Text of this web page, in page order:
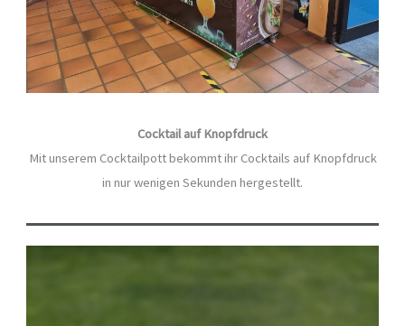
Cocktail auf Knopfdruck
Mit unserem Cocktailpott bekommt ihr Cocktails auf Knopfdruck
in nur wenigen Sekunden hergestellt.